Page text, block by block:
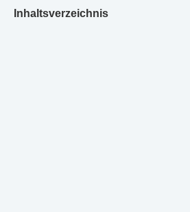
Inhaltsverzeichnis